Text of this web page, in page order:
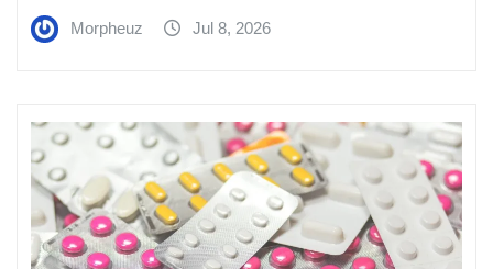
Morpheuz Jul 8, 2026